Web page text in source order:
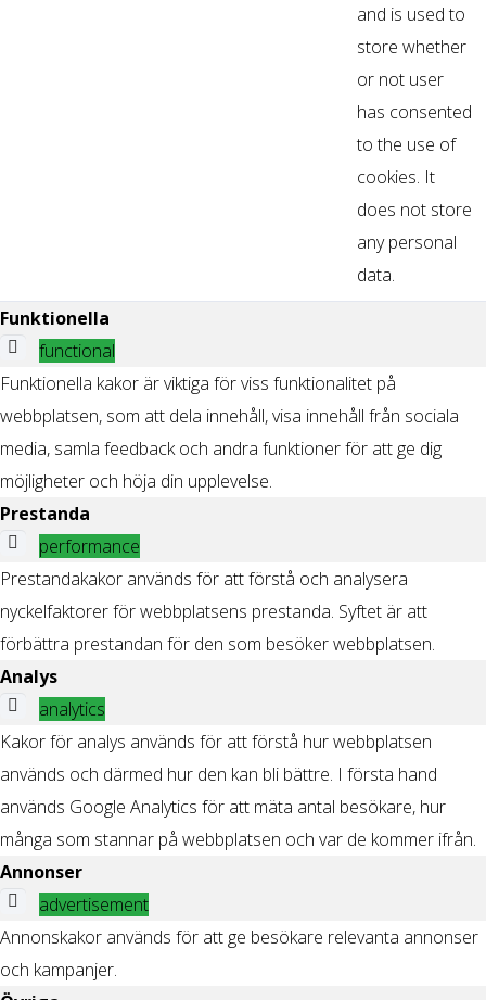
and is used to
store whether
or not user
has consented
to the use of
cookies. It
does not store
any personal
data.
Funktionella
functional
Funktionella kakor är viktiga för viss funktionalitet på
webbplatsen, som att dela innehåll, visa innehåll från sociala
media, samla feedback och andra funktioner för att ge dig
möjligheter och höja din upplevelse.
Prestanda
performance
Prestandakakor används för att förstå och analysera
nyckelfaktorer för webbplatsens prestanda. Syftet är att
förbättra prestandan för den som besöker webbplatsen.
Analys
analytics
Kakor för analys används för att förstå hur webbplatsen
används och därmed hur den kan bli bättre. I första hand
används Google Analytics för att mäta antal besökare, hur
många som stannar på webbplatsen och var de kommer ifrån.
Annonser
advertisement
Annonskakor används för att ge besökare relevanta annonser
och kampanjer.